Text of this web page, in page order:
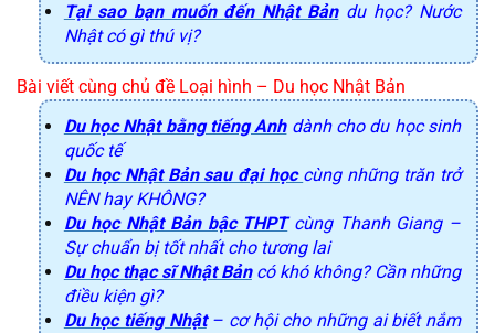
Tại sao bạn muốn đến Nhật Bảndu học? Nước
Nhật có gì thú vị?
Bài viết cùng chủ đề Loại hình – Du học Nhật Bản
Du học Nhật bằng tiếng Anhdành cho du học sinh
quốc tế
Du học Nhật Bản sau đại học cùng những trăn trở
NÊN hay KHÔNG?
Du học Nhật Bản bậc THPTcùng Thanh Giang –
Sự chuẩn bị tốt nhất cho tương lai
Du học thạc sĩ Nhật Bảncó khó không? Cần những
điều kiện gì?
Du học tiếng Nhật– cơ hội cho những ai biết nắm